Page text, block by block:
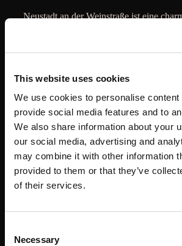
This website uses cookies
We use cookies to personalise content
provide social media features and to
We also share information about your
our social media, advertising and
may combine it with other information
provided to them or that they’ve
of their services.
Selection
Necessary
Neustadt an der Weinstraße ist eine
Rheinland-Pfalz, die für ihre
bacher Schloss, bietet den Gästen eine
Verbindung von hochwertigem
berauschender Live-Musikdarbietungen.
idyllischen Umgebung können Besucher
Menü genießen, begleitet von
unvergessene Songs und Melodien aus
Musicals präsentieren. Dieses
verspricht einen unvergesslichen Abend,
Weinguts Müller in Neustadt an der